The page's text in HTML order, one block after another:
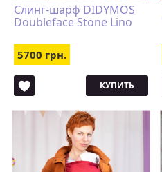
Слинг-шарф DIDYMOS
Doubleface Stone Lino
5700 грн.
КУПИТЬ